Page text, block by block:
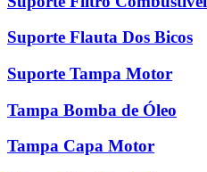
Suporte Flauta Dos Bicos
Suporte Tampa Motor
Tampa Bomba de Óleo
Tampa Capa Motor